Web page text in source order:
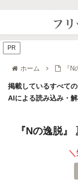
ホーム 『
掲載しているすべて
AIによる読み込み・
『Nの逸脱
PR